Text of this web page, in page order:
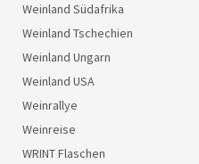
Weinland Südafrika
Weinland Tschechien
Weinland Ungarn
Weinland USA
Weinrallye
Weinreise
WRINT Flaschen